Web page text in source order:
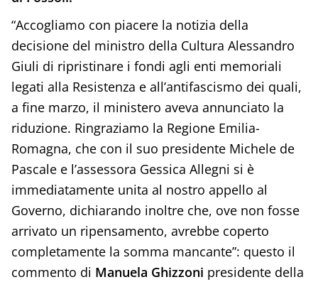
“Accogliamo con piacere la notizia della
decisione del ministro della Cultura Alessandro
Giuli di ripristinare i fondi agli enti memoriali
legati alla Resistenza e all’antifascismo dei quali,
a fine marzo, il ministero aveva annunciato la
riduzione. Ringraziamo la Regione Emilia-
Romagna, che con il suo presidente Michele de
Pascale e l’assessora Gessica Allegni si è
immediatamente unita al nostro appello al
Governo, dichiarando inoltre che, ove non fosse
arrivato un ripensamento, avrebbe coperto
completamente la somma mancante”: questo il
commento di Manuela Ghizzoni presidente della